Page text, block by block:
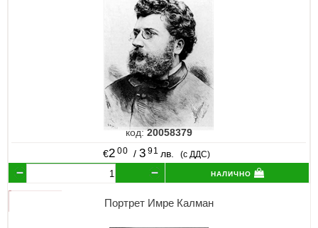
код:20058379
€2 00 / 3 91 лв. (с ДДС)
налично
Портрет Имре Калман